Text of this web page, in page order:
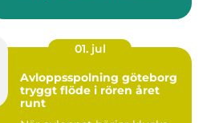
01. jul
Avloppsspolning göteborg
tryggt flöde i rören året
runt